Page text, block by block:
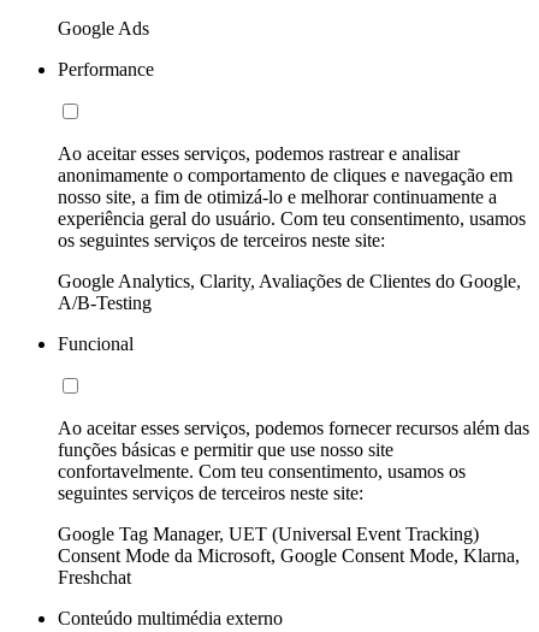
Google Ads
Performance
Ao aceitar esses serviços, podemos rastrear e analisar
anonimamente o comportamento de cliques e navegação em
nosso site, a fim de otimizá-lo e melhorar continuamente a
experiência geral do usuário. Com teu consentimento, usamos
os seguintes serviços de terceiros neste site:
Google Analytics, Clarity, Avaliações de Clientes do Google,
A/B-Testing
Funcional
Ao aceitar esses serviços, podemos fornecer recursos além das
funções básicas e permitir que use nosso site
confortavelmente. Com teu consentimento, usamos os
seguintes serviços de terceiros neste site:
Google Tag Manager, UET (Universal Event Tracking)
Consent Mode da Microsoft, Google Consent Mode, Klarna,
Freshchat
Conteúdo multimédia externo